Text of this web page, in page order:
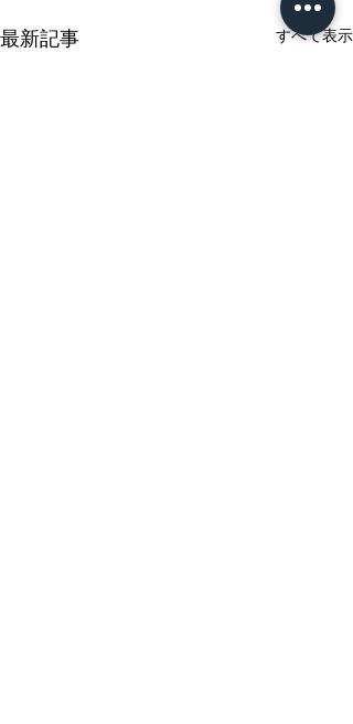
最新記事 すべて表示